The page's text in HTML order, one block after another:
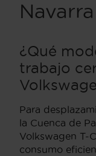
Navarra
¿Qué
trabajo
Para
la Cuenca de
Volkswagen T-
consumo